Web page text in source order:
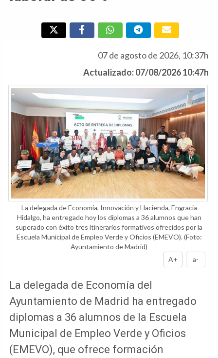
07 de agosto de 2026, 10:37h
Actualizado: 07/08/2026 10:47h
La delegada de Economía, Innovación y Hacienda, Engracia
Hidalgo, ha entregado hoy los diplomas a 36 alumnos que han
superado con éxito tres itinerarios formativos ofrecidos por la
Escuela Municipal de Empleo Verde y Oficios (EMEVO).(Foto:
Ayuntamiento de Madrid)
A+
a-
La delegada de Economía del
Ayuntamiento de Madrid ha entregado
diplomas a 36 alumnos de la Escuela
Municipal de Empleo Verde y Oficios
(EMEVO), que ofrece formación